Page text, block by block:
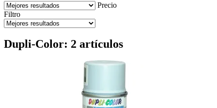
Precio
Filtro
Dupli-Color: 2 artículos